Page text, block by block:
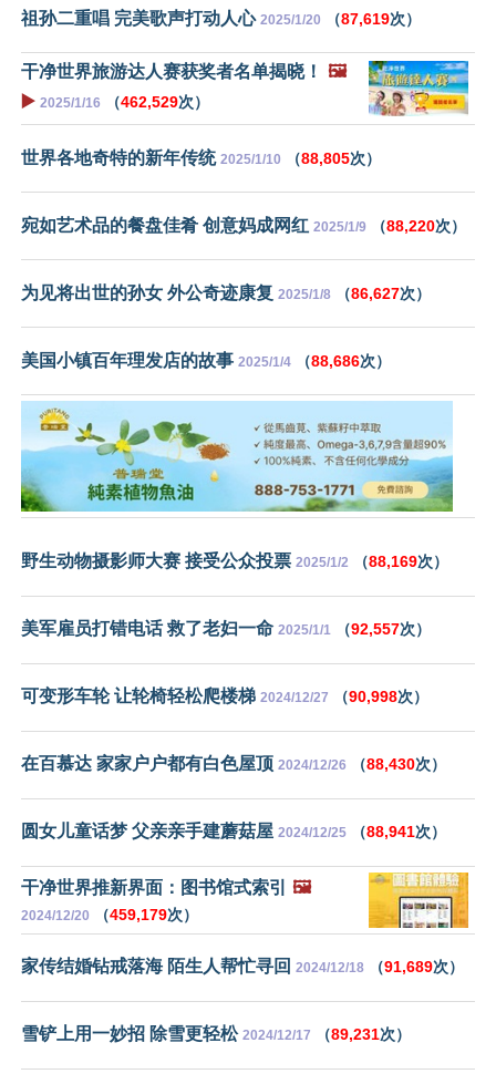
祖孙二重唱 完美歌声打动人心 2025/1/20 （87,619次）
干净世界旅游达人赛获奖者名单揭晓！
🖼️
▶️ 2025/1/16 （462,529次）
世界各地奇特的新年传统 2025/1/10 （88,805次）
宛如艺术品的餐盘佳肴 创意妈成网红 2025/1/9 （88,220次）
为见将出世的孙女 外公奇迹康复 2025/1/8 （86,627次）
美国小镇百年理发店的故事 2025/1/4 （88,686次）
野生动物摄影师大赛 接受公众投票 2025/1/2 （88,169次）
美军雇员打错电话 救了老妇一命 2025/1/1 （92,557次）
可变形车轮 让轮椅轻松爬楼梯 2024/12/27 （90,998次）
在百慕达 家家户户都有白色屋顶 2024/12/26 （88,430次）
圆女儿童话梦 父亲亲手建蘑菇屋 2024/12/25 （88,941次）
干净世界推新界面：图书馆式索引 🖼️
2024/12/20 （459,179次）
家传结婚钻戒落海 陌生人帮忙寻回 2024/12/18 （91,689次）
雪铲上用一妙招 除雪更轻松 2024/12/17 （89,231次）